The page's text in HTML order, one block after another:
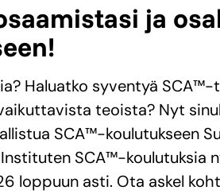
ja
Haluatko syventyä
teoista? Nyt
SCA™-koulutukseen
SCA™-koulutuksia
loppuun asti. Ota askel